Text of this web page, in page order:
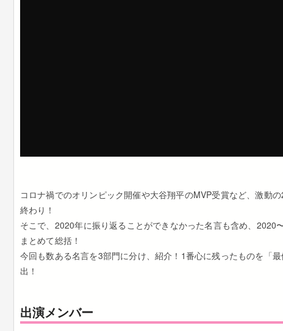
コロナ禍でのオリンピック開催や大谷翔平のMVP受賞など、激動
終わり！
そこで、2020年に振り返ることができなかった名言も含め、2020
まとめて総括！
今回も数ある名言を3部門に分け、紹介！1番心に残ったものを「
出！
出演メンバー